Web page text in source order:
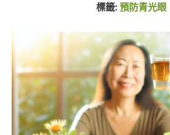
標籤:預防青光眼